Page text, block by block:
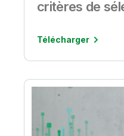
critères de
données
Télécharger